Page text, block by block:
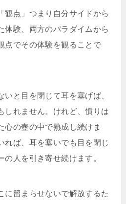
観点」つまり自分サイドから
体験、両方のパラダイムから
点でその体験を観ることで
いと目を閉じて耳を塞げば、
しれません。けれど、憤りは
心の壺の中で熟成し続けま
れば、耳を塞いでも目を閉じ
の人を引き寄せ続けます。
に留まらせないで解放するた